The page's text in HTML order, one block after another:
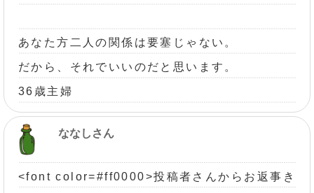
あなた方二人の関係は要塞じゃない。
だから、それでいいのだと思います。
36歳主婦
ななしさん
<font color=#ff0000>投稿者さんからお返事き